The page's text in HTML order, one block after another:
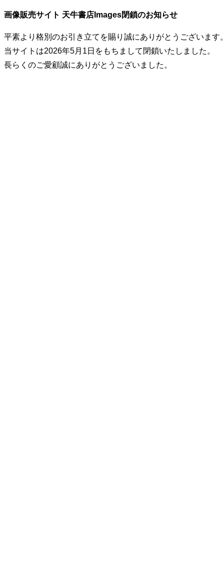
画像販売サイト 天牛書店Images閉鎖のお知らせ
平素より格別のお引き立てを賜り誠にありがとうございます
当サイトは2026年5月1日をもちまして閉鎖いたしました。
長らくのご愛顧誠にありがとうございました。